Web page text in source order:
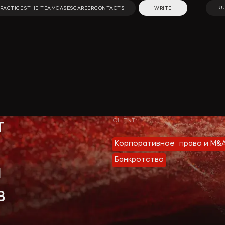
THE TEAMCASESCAREERCONTACTS
WRITE
RU
Разрешение
споров
Инкорпорация
Специальные
проекты
Media publications
Useful materials
Articles
CLIENT:
Корпоративное право и
Банкротство